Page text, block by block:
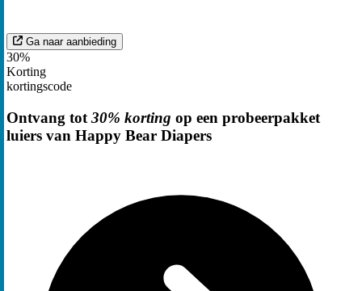
Ga naar aanbieding
30%
Korting
kortingscode
Ontvang tot 30% korting op een probeerpakket
luiers van Happy Bear Diapers